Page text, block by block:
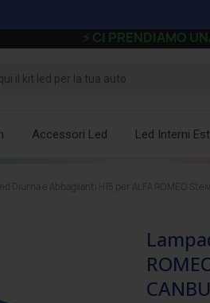
CI PRENDIAMO UNA
Accessori Led Led Interni
Diurna e Abbaglianti H15 per ALFA ROMEO